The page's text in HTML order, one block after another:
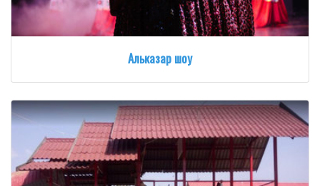
Альказар шоу